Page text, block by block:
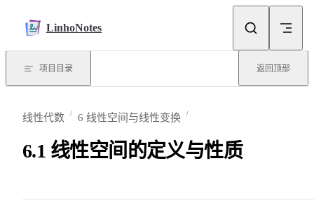
LinhoNotes
项目目录 返回顶部
线性代数 6 线性空间与线性变换
6.1 线性空间的定义与性质